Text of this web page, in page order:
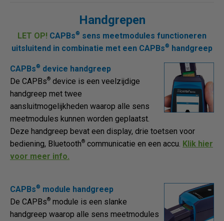
Handgrepen
LET OP! CAPBs® sens meetmodules functioneren
uitsluitend in combinatie met een CAPBs® handgreep
CAPBs® device handgreep
De CAPBs® device is een veelzijdige
handgreep met twee
aansluitmogelijkheden waarop alle sens
meetmodules kunnen worden geplaatst.
Deze handgreep bevat een display, drie toetsen voor
bediening, Bluetooth® communicatie en een accu. Klik hier
voor meer info.
CAPBs® module handgreep
De CAPBs® module is een slanke
handgreep waarop alle sens meetmodules